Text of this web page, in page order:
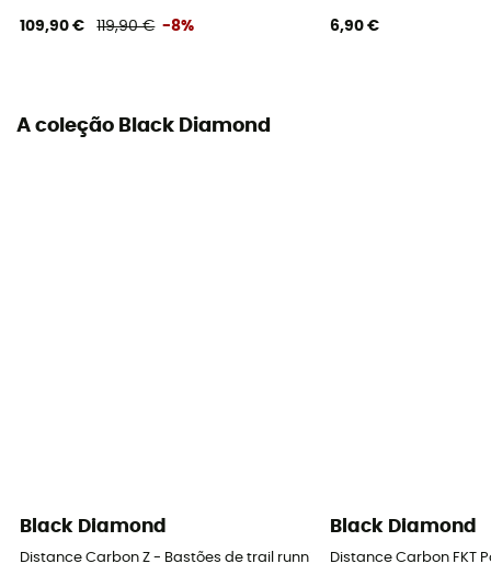
109,90 € 119,90 € -8% 6,90 €
A coleção Black Diamond
Black Diamond
Distance Carbon Z - Bastões de trail running
Black Diamond
Distance Carbon FKT